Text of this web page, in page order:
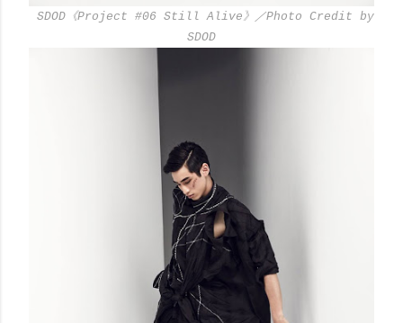
SDOD《Project #06 Still Alive》／Photo Credit by
SDOD